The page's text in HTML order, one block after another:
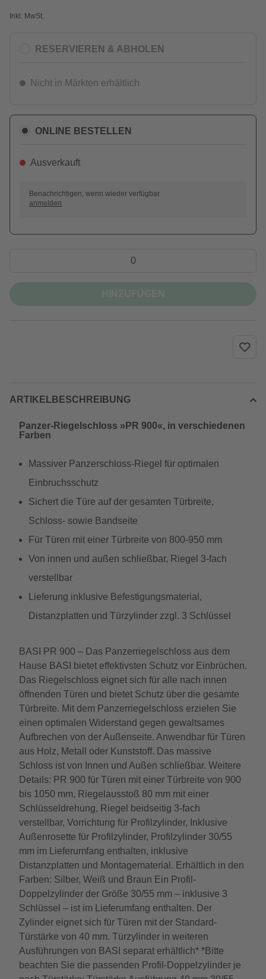
Inkl. MwSt.
RESERVIEREN & ABHOLEN
Nicht in Märkten erhältlich
ONLINE BESTELLEN
Ausverkauft
Benachrichtigen, wenn wieder verfügbar
anmelden
ARTIKELBESCHREIBUNG
Panzer-Riegelschloss »PR 900«, in verschiedenen
Farben
Massiver Panzerschloss-Riegel für optimalen
Einbruchsschutz
Sichert die Türe auf der gesamten Türbreite,
Schloss- sowie Bandseite
Für Türen mit einer Türbreite von 800-950 mm
Von innen und außen schließbar, Riegel 3-fach
verstellbar
Lieferung inklusive Befestigungsmaterial,
Distanzplatten und Türzylinder zzgl. 3 Schlüssel
BASI PR 900 – Das Panzerriegelschloss aus dem
Hause BASI bietet effektivsten Schutz vor Einbrüchen.
Das Riegelschloss eignet sich für alle nach innen
öffnenden Türen und bietet Schutz über die gesamte
Türbreite. Mit dem Panzerriegelschloss erzielen Sie
einen optimalen Widerstand gegen gewaltsames
Aufbrechen von der Außenseite. Anwendbar für Türen
aus Holz, Metall oder Kunststoff. Das massive
Schloss ist von Innen und Außen schließbar. Weitere
Details: PR 900 für Türen mit einer Türbreite von 900
bis 1050 mm, Riegelausstoß 80 mm mit einer
Schlüsseldrehung, Riegel beidseitig 3-fach
verstellbar, Vorrichtung für Profilzylinder, Inklusive
Außenrosette für Profilzylinder, Profilzylinder 30/55
mm im Lieferumfang enthalten, inklusive
Distanzplatten und Montagematerial. Erhältlich in den
Farben: Silber, Weiß und Braun Ein Profil-
Doppelzylinder der Größe 30/55 mm – inklusive 3
Schlüssel – ist im Lieferumfang enthalten. Der
Zylinder eignet sich für Türen mit der Standard-
Türstärke von 40 mm. Türzylinder in weiteren
Ausführungen von BASI separat erhältlich* *Bitte
beachten Sie die passenden Profil-Doppelzylinder je